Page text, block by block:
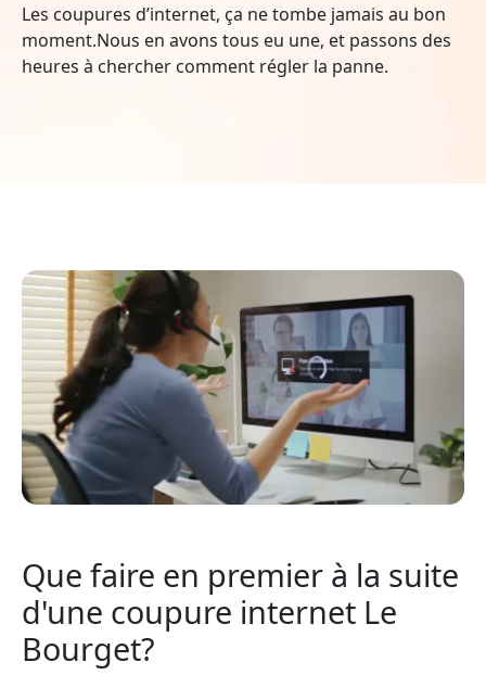
Les coupures d’internet, ça ne tombe jamais au bon
moment.Nous en avons tous eu une, et passons des
heures à chercher comment régler la panne.
Que faire en premier à la suite
d'une coupure internet Le
Bourget?